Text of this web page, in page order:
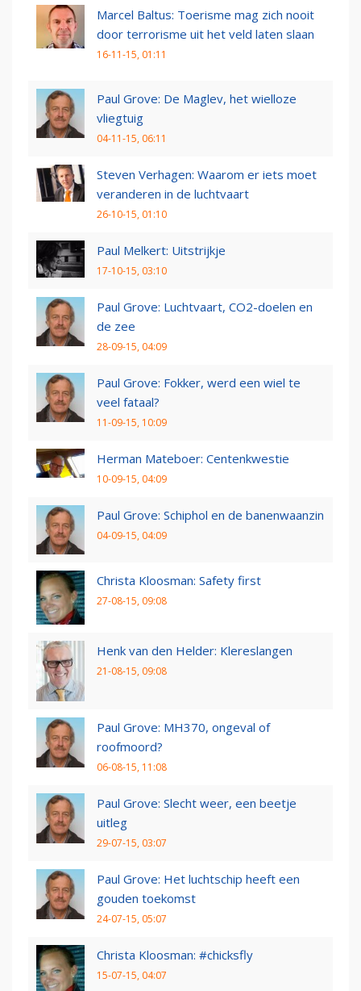
Marcel Baltus: Toerisme mag zich nooit
door terrorisme uit het veld laten slaan
16-11-15, 01:11
Paul Grove: De Maglev, het wielloze
vliegtuig
04-11-15, 06:11
Steven Verhagen: Waarom er iets moet
veranderen in de luchtvaart
26-10-15, 01:10
Paul Melkert: Uitstrijkje
17-10-15, 03:10
Paul Grove: Luchtvaart, CO2-doelen en
de zee
28-09-15, 04:09
Paul Grove: Fokker, werd een wiel te
veel fataal?
11-09-15, 10:09
Herman Mateboer: Centenkwestie
10-09-15, 04:09
Paul Grove: Schiphol en de banenwaanzin
04-09-15, 04:09
Christa Kloosman: Safety first
27-08-15, 09:08
Henk van den Helder: Klereslangen
21-08-15, 09:08
Paul Grove: MH370, ongeval of
roofmoord?
06-08-15, 11:08
Paul Grove: Slecht weer, een beetje
uitleg
29-07-15, 03:07
Paul Grove: Het luchtschip heeft een
gouden toekomst
24-07-15, 05:07
Christa Kloosman: #chicksfly
15-07-15, 04:07